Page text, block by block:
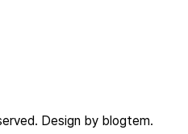
Design by blogtem.